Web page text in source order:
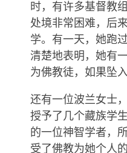
时，有许多基督教
处境非常困难，后
学。有一天，她跑
清楚地表明，她有
为佛教徒，如果坠
还有一位波兰女士
授予了几个藏族学
的一位神智学者，
受了佛教为她个人